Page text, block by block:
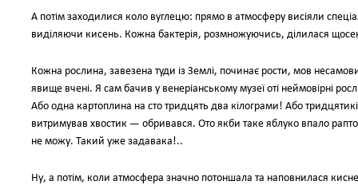
А потім заходилися коло вуглецю: прямо в атмосферу висіяли
виділяючи кисень. Кожна бактерія, розмножуючись, ділилася
Кожна рослина, завезена туди із Землі, починає рости, мов
явище вчені. Я сам бачив у венеріанському музеї оті неймовірні
Або одна картоплина на сто тридцять два кілограми! Або
витримував хвостик — обривався. Ото якби таке яблуко впало
не можу. Такий уже задавака!..
Ну, а потім, коли атмосфера значно потоншала та наповнилася